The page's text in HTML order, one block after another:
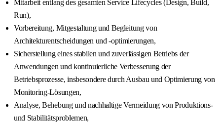
Mitarbeit entlang des gesamten Service Lifecycles (Design, Build,
Run),
Vorbereitung, Mitgestaltung und Begleitung von
Architekturentscheidungen und -optimierungen,
Sicherstellung eines stabilen und zuverlässigen Betriebs der
Anwendungen und kontinuierliche Verbesserung der
Betriebsprozesse, insbesondere durch Ausbau und Optimierung von
Monitoring-Lösungen,
Analyse, Behebung und nachhaltige Vermeidung von Produktions-
und Stabilitätsproblemen,